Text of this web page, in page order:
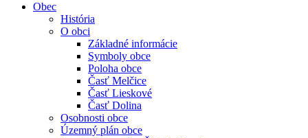
Obec
História
O obci
Základné informácie
Symboly obce
Poloha obce
Časť Melčice
Časť Lieskové
Časť Dolina
Osobnosti obce
Územný plán obce